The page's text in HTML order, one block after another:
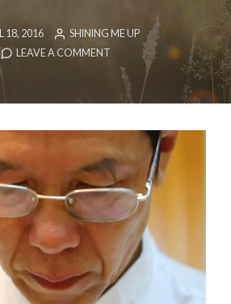
18, 2016
SHINING ME UP
LEAVE A COMMENT